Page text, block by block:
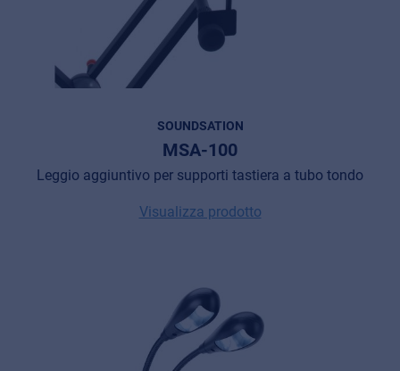
SOUNDSATION
MSA-100
Leggio aggiuntivo per supporti tastiera a tubo tondo
Visualizza prodotto